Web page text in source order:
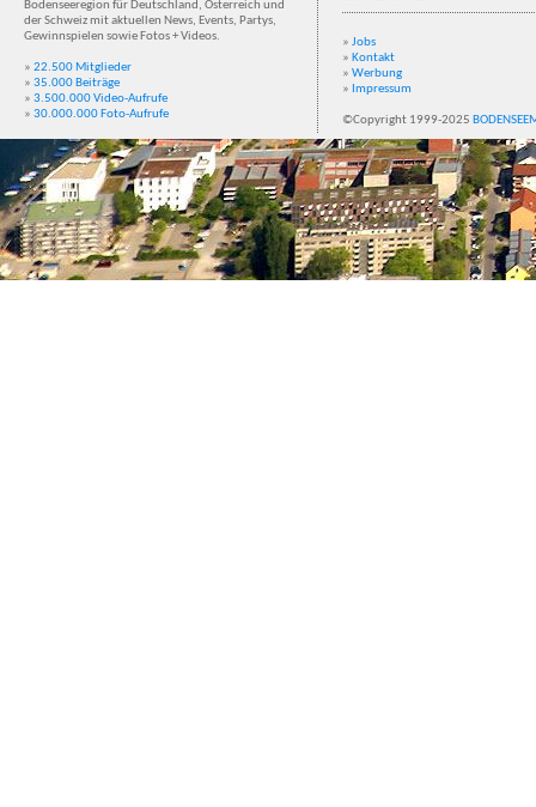
Bodenseeregion für Deutschland, Österreich und
der Schweiz mit aktuellen News, Events, Partys,
Gewinnspielen sowie Fotos + Videos.
» 22.500 Mitglieder
» 35.000 Beiträge
» 3.500.000 Video-Aufrufe
» 30.000.000 Foto-Aufrufe
» Jobs
» Kontakt
» Werbung
» Impressum
©Copyright 1999-2025